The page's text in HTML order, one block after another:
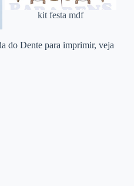
kit festa mdf
do Dente para imprimir, veja